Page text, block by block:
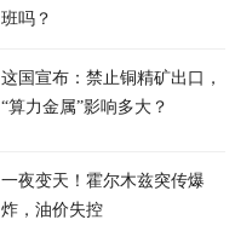
班吗？
这国宣布：禁止铜精矿出口，
“算力金属”影响多大？
一夜变天！霍尔木兹突传爆
炸，油价失控